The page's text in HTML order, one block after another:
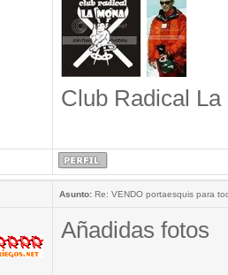
Club Radical La
Asunto:Re: VENDO portaesquis para
Añadidas fotos